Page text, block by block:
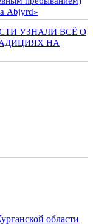
Abjyrd»
УЗНАЛИ ВСЁ О
НА
области